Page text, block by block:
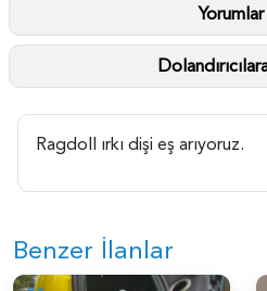
Ragdoll ırkı dişi eş arıyoruz.
Benzer İlanlar